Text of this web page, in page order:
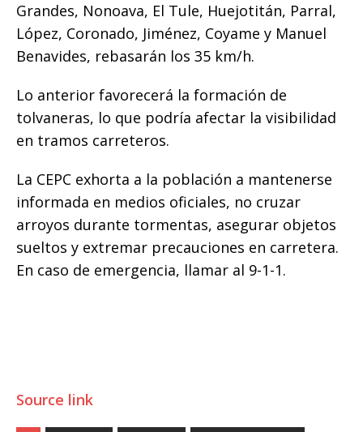
Grandes, Nonoava, El Tule, Huejotitán, Parral,
López, Coronado, Jiménez, Coyame y Manuel
Benavides, rebasarán los 35 km/h.
Lo anterior favorecerá la formación de
tolvaneras, lo que podría afectar la visibilidad
en tramos carreteros.
La CEPC exhorta a la población a mantenerse
informada en medios oficiales, no cruzar
arroyos durante tormentas, asegurar objetos
sueltos y extremar precauciones en carretera.
En caso de emergencia, llamar al 9-1-1.
Source link